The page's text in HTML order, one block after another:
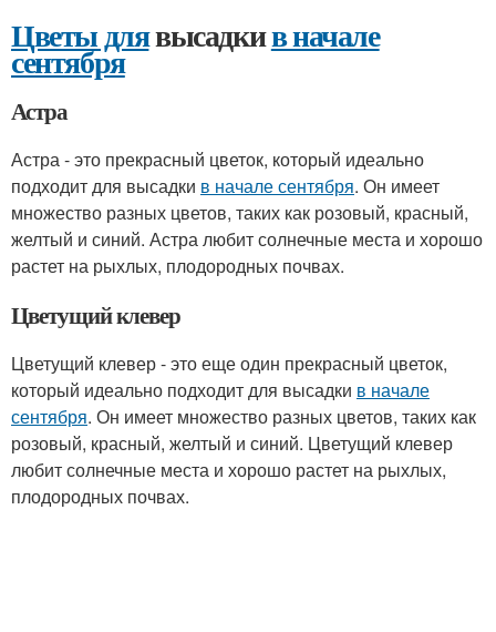
Цветы длявысадкив начале
сентября
Астра
Астра - это прекрасный цветок, который идеально
подходит для высадки в начале сентября. Он имеет
множество разных цветов, таких как розовый, красный,
желтый и синий. Астра любит солнечные места и хорошо
растет на рыхлых, плодородных почвах.
Цветущий клевер
Цветущий клевер - это еще один прекрасный цветок,
который идеально подходит для высадки в начале
сентября. Он имеет множество разных цветов, таких как
розовый, красный, желтый и синий. Цветущий клевер
любит солнечные места и хорошо растет на рыхлых,
плодородных почвах.